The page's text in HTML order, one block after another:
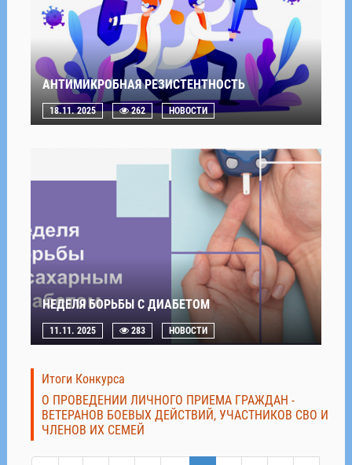
АНТИМИКРОБНАЯ РЕЗИСТЕНТНОСТЬ
18.11. 2025 262 НОВОСТИ
НЕДЕЛЯ БОРЬБЫ С ДИАБЕТОМ
11.11. 2025 283 НОВОСТИ
Итоги Конкурса
О ПРОВЕДЕНИИ ЛИЧНОГО ПРИЕМА ГРАЖДАН -
ВЕТЕРАНОВ БОЕВЫХ ДЕЙСТВИЙ, УЧАСТНИКОВ СВО И
ЧЛЕНОВ ИХ СЕМЕЙ